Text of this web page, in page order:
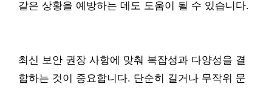
같은 상황을 예방하는 데도 도움이 될 수 있습니다.
최신 보안 권장 사항에 맞춰 복잡성과 다양성을 결
합하는 것이 중요합니다. 단순히 길거나 무작위 문